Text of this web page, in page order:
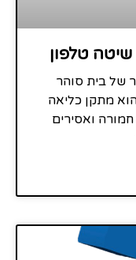
טלפון
של בית סוהר
מתקן כליאה
חמורה ואסירים